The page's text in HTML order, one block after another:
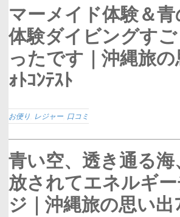
マーメイド体験＆
体験ダイビングす
ったです｜沖縄旅
ｫﾄｺﾝﾃｽﾄ
お便り レジャー 口コミ
青い空、透き通る
放されてエネルギ
ジ｜沖縄旅の思い出